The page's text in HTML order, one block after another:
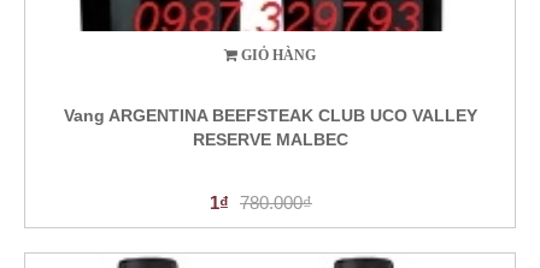
GIỎ HÀNG
Vang ARGENTINA BEEFSTEAK CLUB UCO VALLEY
RESERVE MALBEC
1₫ 780.000₫